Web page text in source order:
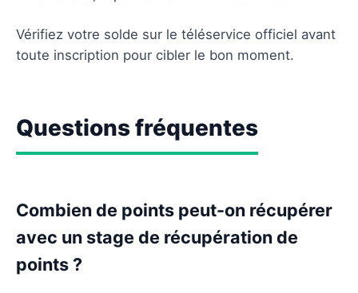
Vérifiez votre solde sur le téléservice officiel avant
toute inscription pour cibler le bon moment.
Questions fréquentes
Combien de points peut-on récupérer
avec un stage de récupération de
points ?